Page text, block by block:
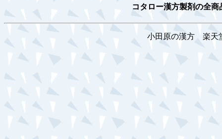
コタロー漢方製剤の全
小田原の漢方 楽天